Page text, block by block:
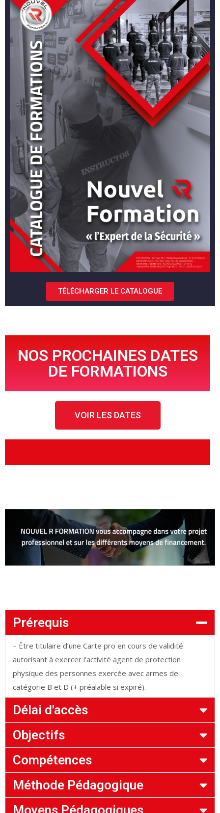
TÉLÉCHARGER LE CATALOGUE
NOS PROCHAINES DATES
DE FORMATIONS
VOIR LES DATES
Prérequis
– Être titulaire d’une Carte pro en cours de validité
autorisant à exercer l’activité agent de protection
physique des personnes exercée avec armes de
catégorie B et D (+ préalable si expiré).
Délai d'accès
Objectifs
Compétences
Méthode Pédagogique
Moyens Pédagogiques